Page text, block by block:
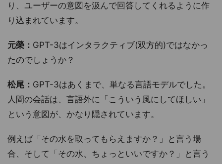
り、ユーザーの意図を汲んで回答してくれるように作
り込まれています。
元榮： GPT-3はインタラクティブ(双方的)ではなかっ
たのでしょうか？
松尾： GPT-3はあくまで、単なる言語モデルでした。
人間の会話は、言語外に「こういう風にしてほしい」
という意図が、かなり隠されています。
例えば「その水を取ってもらえますか？」と言う場
合、そして「その水、ちょっといいですか？」と言う